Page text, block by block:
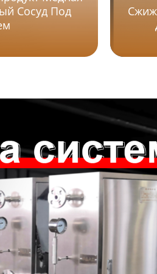
Сосуд Под